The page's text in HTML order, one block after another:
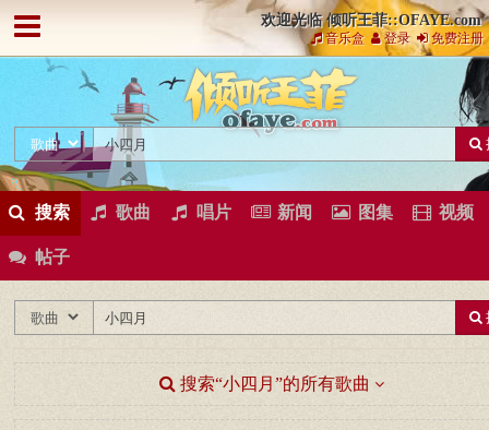
欢迎光临 倾听王菲::OFAYE.com
音乐盒 登录 免费注册
搜索 歌曲 唱片 新闻 图集 视频
帖子
搜索“小四月”的所有歌曲